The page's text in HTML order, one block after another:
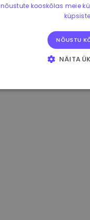
nõustute kooskõlas meie
NÕUSTU
NÄITA